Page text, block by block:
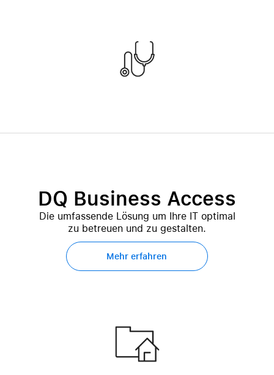
DQ Business Access
Die umfassende Lösung um Ihre IT optimal
zu betreuen und zu gestalten.
Mehr erfahren